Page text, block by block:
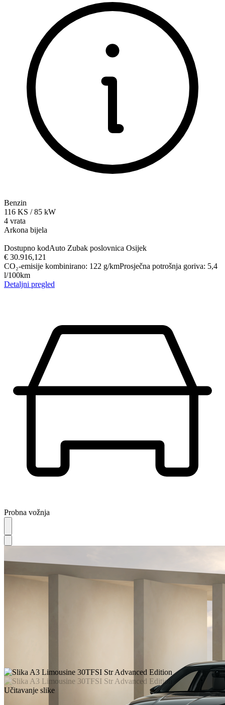
Benzin
116 KS / 85 kW
4 vrata
Arkona bijela
Dostupno kodAuto Zubak poslovnica Osijek
€ 30.916,121
CO₂-emisije kombinirano: 122 g/kmProsječna potrošnja goriva: 5,4
l/100km
Detaljni pregled
Probna vožnja
Učitavanje slike